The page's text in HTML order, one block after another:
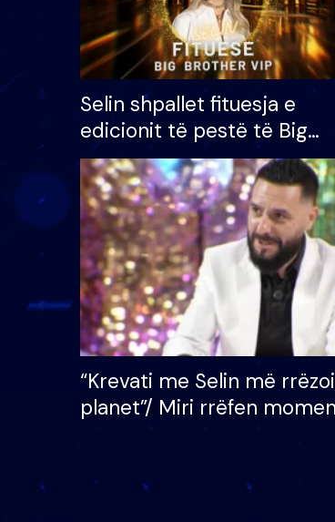
Selin shpallet fituesja e
edicionit të pestë të Big
Brother VIP, rrëmben
çmimin e madh prej 100
mijë eurosh
“Krevati me Selin më
planet”/ Miri rrëfen
bukura në shtëpinë e BB